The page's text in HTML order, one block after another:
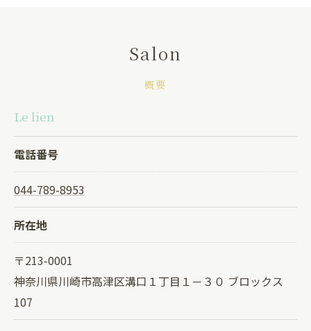
Salon
概要
Le lien
電話番号
044-789-8953
所在地
〒213-0001
神奈川県川崎市高津区溝口１丁目１－３０ ブロックス
107